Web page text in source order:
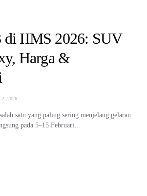
di IIMS 2026: SUV
Harga &
2, 2026
satu yang paling sering menjelang gelaran
pada 5–15 Februari…